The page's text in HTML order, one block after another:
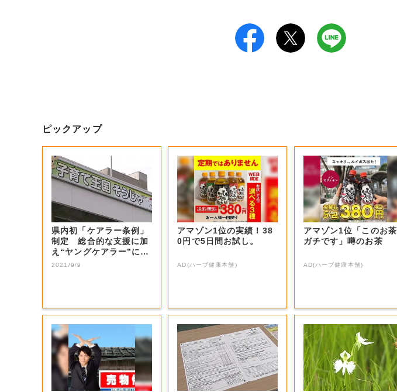
ピックアップ
県内初「ケアラー条例」
制定 総合的な支援に加
え“ヤングケアラー”には
教育の支援を...
2021/9/9
アマゾン1位の実績！38
0円で5日間お試し。
AD(ハーブ健康本舗)
アマゾン1位「このお茶
ガチです」噂のお茶
AD(ハーブ健康本舗)